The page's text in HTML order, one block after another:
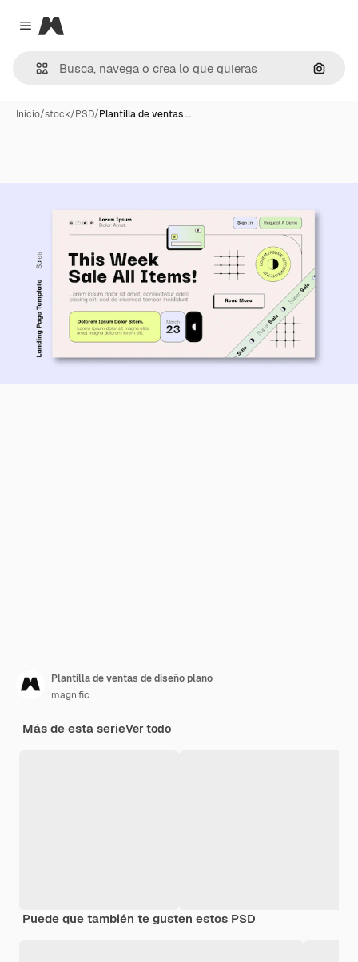
Close menu
Magnific
Inicio/stock/PSD/Plantilla de ventas …
Plantilla de ventas de diseño plano
magnific
Más de esta serieVer todo
Puede que también te gusten estos PSD